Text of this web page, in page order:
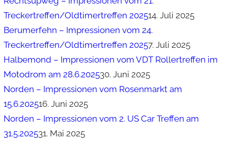
Treckertreffen/Oldtimertreffen 202514. Juli 2025
Berumerfehn – Impressionen vom 24.
Treckertreffen/Oldtimertreffen 20257. Juli 2025
Halbemond – Impressionen vom VDT Rollertreffen im
Motodrom am 28.6.202530. Juni 2025
Norden – Impressionen vom Rosenmarkt am
15.6.202516. Juni 2025
Norden – Impressionen vom 2. US Car Treffen am
31.5.202531. Mai 2025